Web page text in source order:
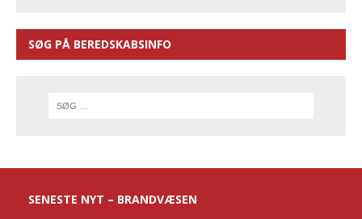
SØG PÅ BEREDSKABSINFO
SENESTE NYT – BRANDVÆSEN